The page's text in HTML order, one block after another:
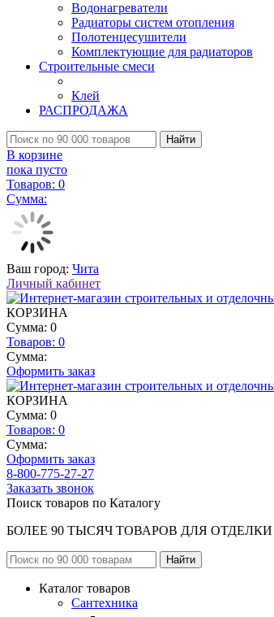
Водонагреватели
Радиаторы систем отопления
Полотенцесушители
Комплектующие для радиаторов
Строительные смеси
Клей
РАСПРОДАЖА
Найти
В корзине
пока пусто
Товаров: 0
Сумма:
Ваш город: Чита
Личный кабинет
КОРЗИНА
Сумма: 0
Товаров: 0
Сумма:
Оформить заказ
КОРЗИНА
Сумма: 0
Товаров: 0
Сумма:
Оформить заказ
8-800-775-27-27
Заказать звонок
Поиск товаров по Каталогу
БОЛЕЕ 90 ТЫСЯЧ ТОВАРОВ ДЛЯ
Каталог товаров
Сантехника